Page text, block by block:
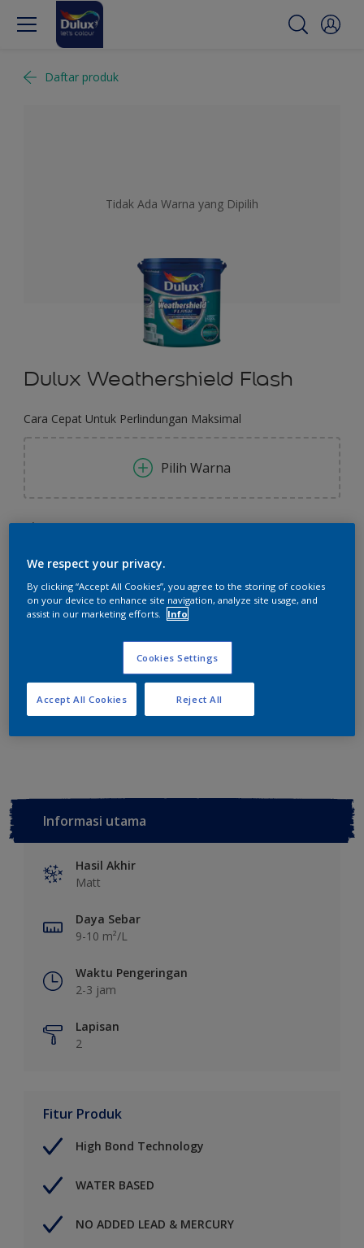
Daftar produk
Tidak Ada Warna yang Dipilih
Dulux Weathershield Flash
Cara Cepat Untuk Perlindungan Maksimal
Pilih Warna
Ukuran
Jumlah Kalkulator cat
Informasi utama
Hasil Akhir
Matt
Daya Sebar
9-10 m²/L
Waktu Pengeringan
2-3 jam
Lapisan
2
Fitur Produk
High Bond Technology
WATER BASED
NO ADDED LEAD & MERCURY
We respect your privacy.
By clicking “Accept All Cookies”, you agree to the storing of cookies
on your device to enhance site navigation, analyze site usage, and
assist in our marketing efforts.
Info
Cookies Settings
Reject All
Accept All Cookies